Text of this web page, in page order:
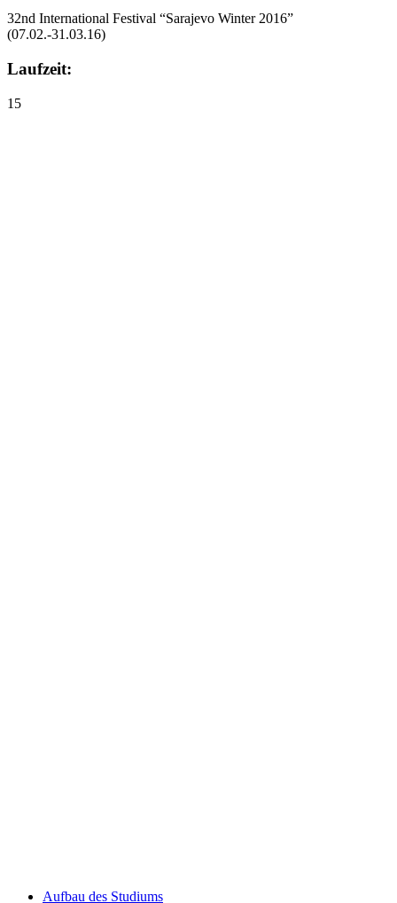
32nd International Festival “Sarajevo Winter 2016”
(07.02.-31.03.16)
Laufzeit:
15
Auf­bau des Stu­di­ums